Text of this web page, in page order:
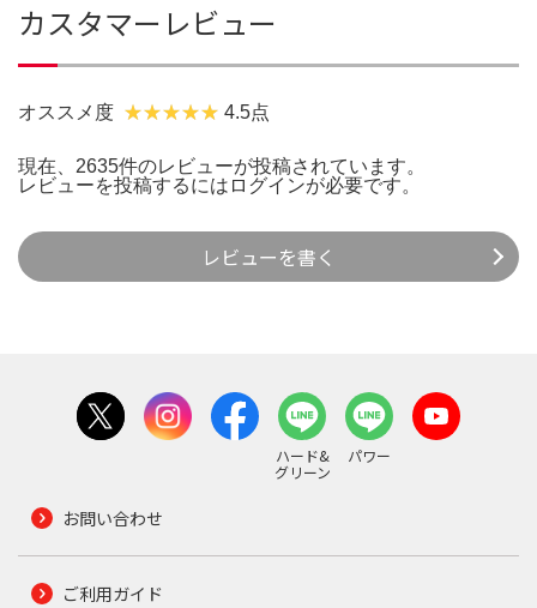
カスタマーレビュー
オススメ度 4.5点
現在、2635件のレビューが投稿されています。
レビューを投稿するには ログインが必要です。
レビューを書く
ハード&
グリーン
パワー
お問い合わせ
ご利用ガイド